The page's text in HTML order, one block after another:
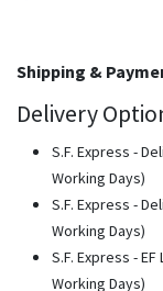
Shipping &
Delivery
S.F. Express -
Working Days)
S.F. Express -
Working Days)
S.F. Express -
Working Days)